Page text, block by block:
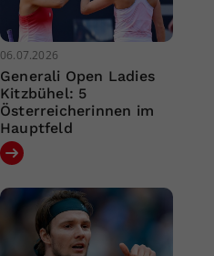
06.07.2026
Generali Open Ladies
Kitzbühel: 5
Österreicherinnen im
Hauptfeld